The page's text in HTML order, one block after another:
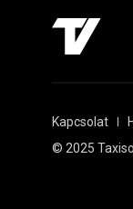
Kapcsolat
© 2025